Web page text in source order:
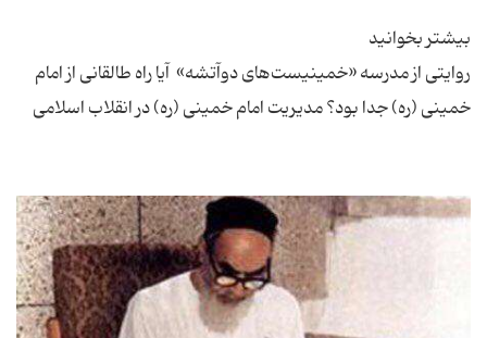
روایتی از مدرسه «خمینیست‌های دوآتشه» آیا راه طالقانی از امام
خمینی (ره) جدا بود؟ مدیریت امام خمینی (ره) در انقلاب اسلامی